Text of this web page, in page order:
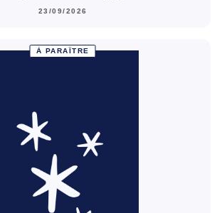
23/09/2026
À PARAÎTRE